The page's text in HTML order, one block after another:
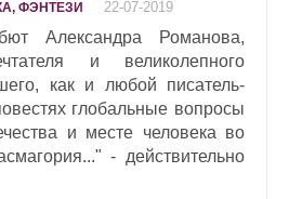
ФЭНТЕЗИ 22-07-2019
Александра Романова,
и великолепного
как и любой писатель-
глобальные вопросы
и месте человека во
- действительно